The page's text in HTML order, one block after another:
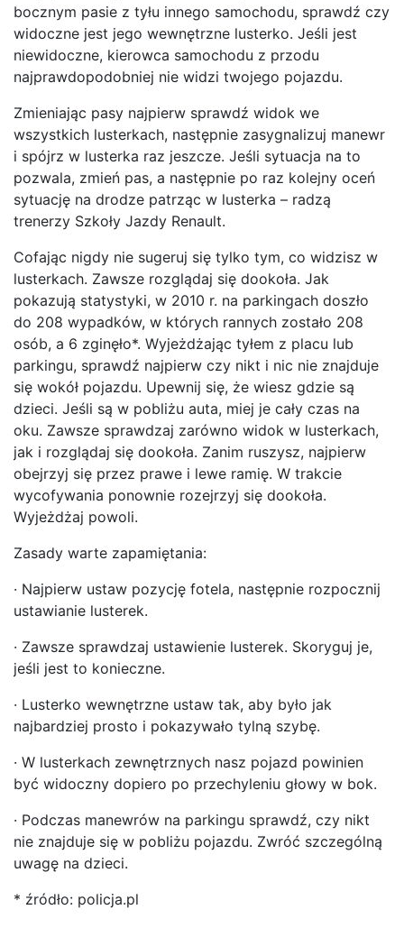
bocznym pasie z tyłu innego samochodu, sprawdź czy
widoczne jest jego wewnętrzne lusterko. Jeśli jest
niewidoczne, kierowca samochodu z przodu
najprawdopodobniej nie widzi twojego pojazdu.
Zmieniając pasy najpierw sprawdź widok we
wszystkich lusterkach, następnie zasygnalizuj manewr
i spójrz w lusterka raz jeszcze. Jeśli sytuacja na to
pozwala, zmień pas, a następnie po raz kolejny oceń
sytuację na drodze patrząc w lusterka – radzą
trenerzy Szkoły Jazdy Renault.
Cofając nigdy nie sugeruj się tylko tym, co widzisz w
lusterkach. Zawsze rozglądaj się dookoła. Jak
pokazują statystyki, w 2010 r. na parkingach doszło
do 208 wypadków, w których rannych zostało 208
osób, a 6 zginęło*. Wyjeżdżając tyłem z placu lub
parkingu, sprawdź najpierw czy nikt i nic nie znajduje
się wokół pojazdu. Upewnij się, że wiesz gdzie są
dzieci. Jeśli są w pobliżu auta, miej je cały czas na
oku. Zawsze sprawdzaj zarówno widok w lusterkach,
jak i rozglądaj się dookoła. Zanim ruszysz, najpierw
obejrzyj się przez prawe i lewe ramię. W trakcie
wycofywania ponownie rozejrzyj się dookoła.
Wyjeżdżaj powoli.
Zasady warte zapamiętania:
· Najpierw ustaw pozycję fotela, następnie rozpocznij
ustawianie lusterek.
· Zawsze sprawdzaj ustawienie lusterek. Skoryguj je,
jeśli jest to konieczne.
· Lusterko wewnętrzne ustaw tak, aby było jak
najbardziej prosto i pokazywało tylną szybę.
· W lusterkach zewnętrznych nasz pojazd powinien
być widoczny dopiero po przechyleniu głowy w bok.
· Podczas manewrów na parkingu sprawdź, czy nikt
nie znajduje się w pobliżu pojazdu. Zwróć szczególną
uwagę na dzieci.
* źródło: policja.pl